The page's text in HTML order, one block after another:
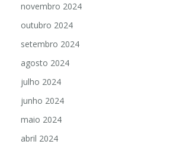
novembro 2024
outubro 2024
setembro 2024
agosto 2024
julho 2024
junho 2024
maio 2024
abril 2024